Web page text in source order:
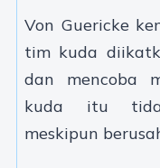
Von Guericke
tim kuda
dan mencoba
kuda itu
meskipun